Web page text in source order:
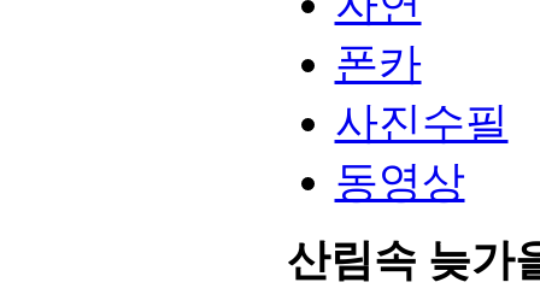
폰카
사진수필
동영상
산림속 늦가